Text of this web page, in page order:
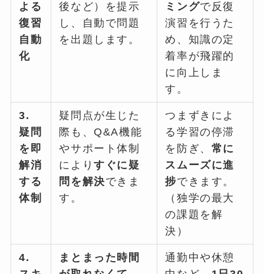
よる
復習
自動
化
後など）を提示
し、自動で問題
を出題します。
ミングで反復
演習を行うた
め、知識の定
着率が飛躍的
に向上しま
す。
3.
疑問
を即
解消
する
体制
疑問点が生じた
際も、Q&A機能
やサポート体制
によりすぐに疑
問を解決できま
す。
つまずきによ
る学習の停滞
を防ぎ、 常に
スムーズに進
捗できます。
（独学の最大
の課題を解
決）
4.
まとまった時間
通勤中や休憩